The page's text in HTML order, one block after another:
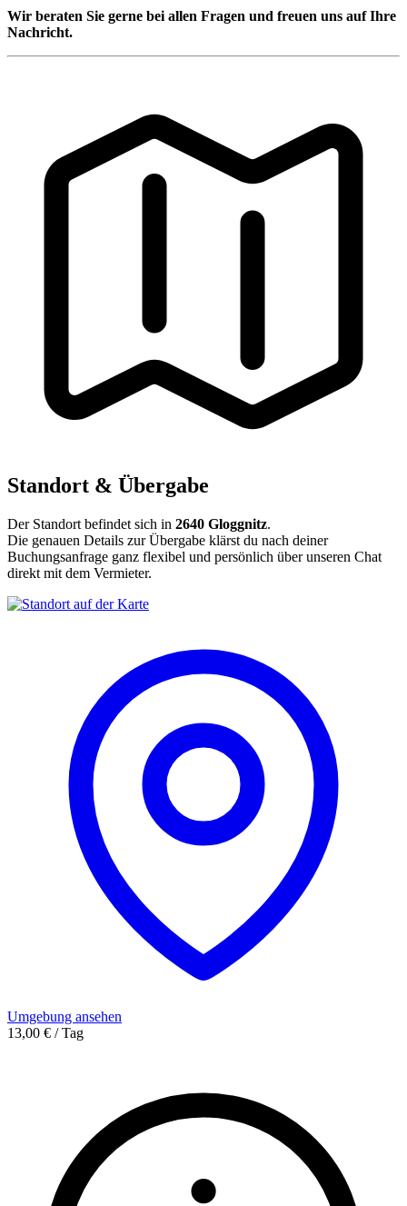
Wir beraten Sie gerne bei allen Fragen und freuen uns auf Ihre
Nachricht.
Standort & Übergabe
Der Standort befindet sich in 2640 Gloggnitz.
Die genauen Details zur Übergabe klärst du nach deiner
Buchungsanfrage ganz flexibel und persönlich über unseren Chat
direkt mit dem Vermieter.
Umgebung ansehen
13,00 € / Tag